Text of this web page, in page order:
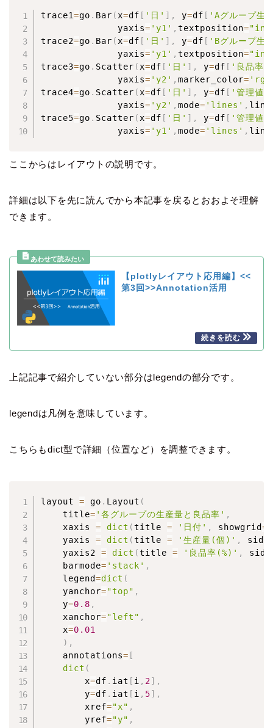
trace1=go . Bar ( x=df [ '日' ] , y=df [ 'Aグループ生
              yaxis
= 'y1' , textposition=
trace2=go . Bar ( x=df [ '日' ] , y=df [ 'Bグループ生
              yaxis
= 'y1' , textposition=
trace3=go . Scatter ( x=df [ '日' ] , y=df [ '良品率'
              yaxis
= 'y2' , marker_color=
trace4=go . Scatter ( x=df [ '日' ] , y=df [ '管理値
              yaxis
= 'y2' , mode= 'lines' , line
trace5=go . Scatter ( x=df [ '日' ] , y=df [ '管理値
              yaxis
= 'y1' , mode= 'lines' , line
ここからはレイアウトの説明です。
詳細は以下を先に読んでから本記事を戻るとおおよそ理解
できます。
【plotlyレイアウト応用編】<<
第3回>>Annotation活用
上記記事で紹介していない部分はlegendの部分です。
legendは凡例を意味しています。
こちらもdict型で詳細（位置など）を調整できます。
layout = go . Layout (
    title
= '各グループの生産量と良品率' ,
    xaxis
= dict (title = '日付' , showgrid=
    yaxis
= dict (title = '生産量(個)' ,
    yaxis2
= dict (title = '良品率(%)' ,
    barmode
= 'stack' ,
    legend
=dict (
    yanchor
="top" ,
    y
=0.8 ,
    xanchor
="left" ,
    x
=0.01
) ,
    annotations
= [
dict (
        x
=df . iat [ i , 2] ,
        y
=df . iat [ i , 5] ,
        xref
="x" ,
        yref
="y" ,